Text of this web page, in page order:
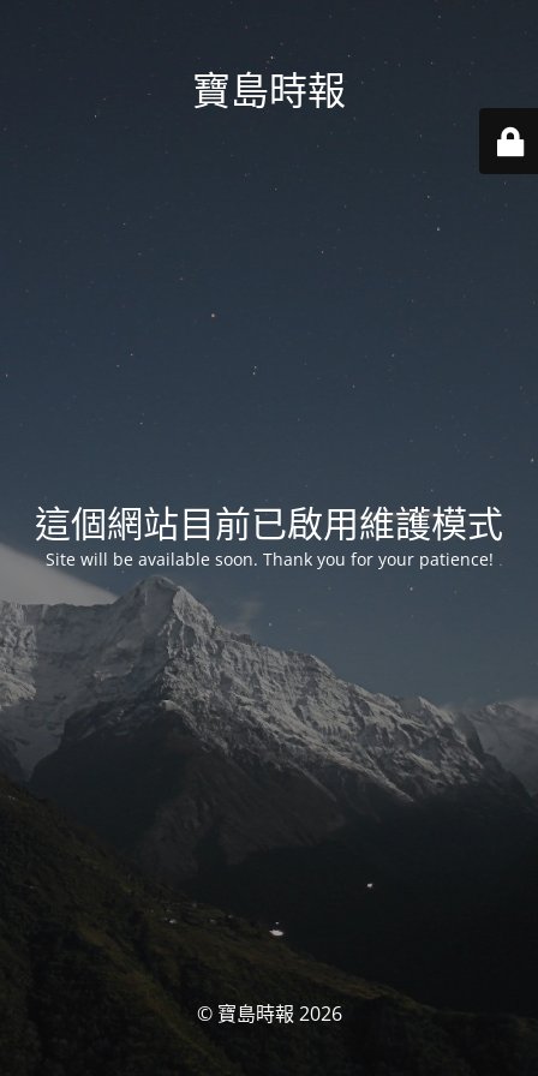
寶島時報
這個網站目前已啟用維護模式
Site will be available soon. Thank you for your patience!
© 寶島時報 2026